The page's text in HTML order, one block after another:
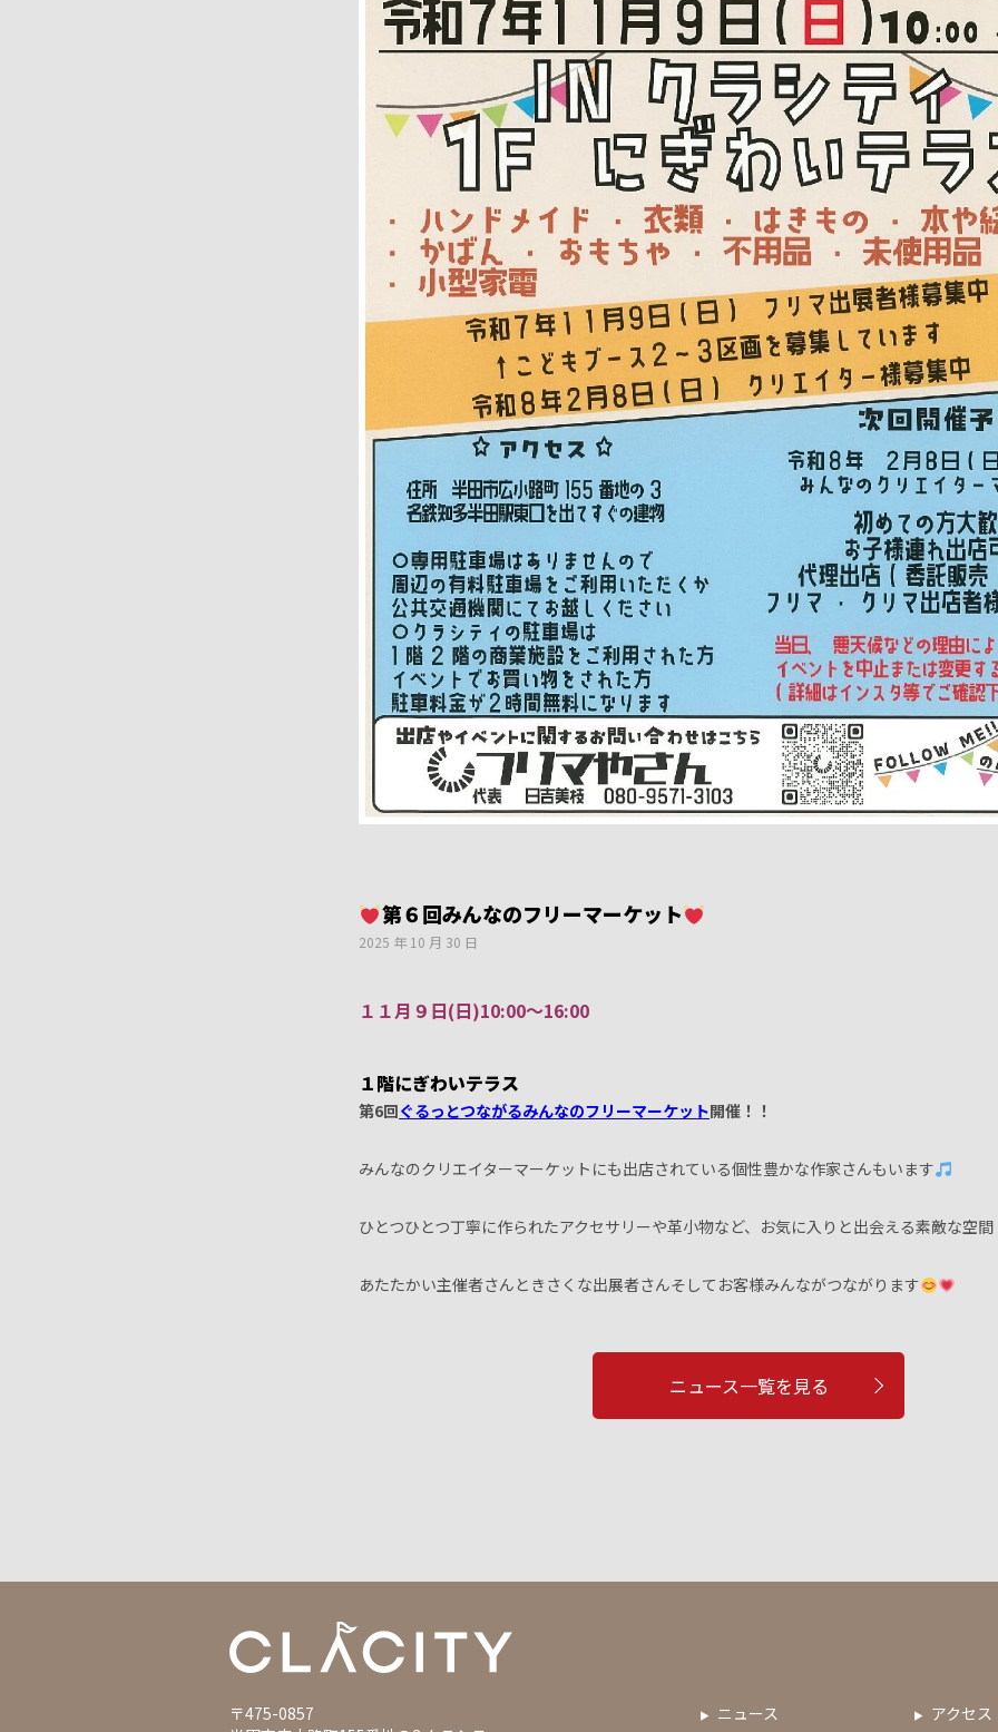
第６回みんなのフリーマーケット
2025 年 10 月 30 日
１１月９日(日)10:00〜16:00
１階にぎわいテラス
第6回ぐるっとつながるみんなのフリーマーケット開催！！
みんなのクリエイターマーケットにも出店されている個性豊かな作家さんもいます
ひとつひとつ丁寧に作られたアクセサリーや革小物など、お気に入りと出会える素敵な空間
あたたかい主催者さんときさくな出展者さんそしてお客様みんながつながります
ニュース一覧を見る
〒475-0857
ニュース
アクセス